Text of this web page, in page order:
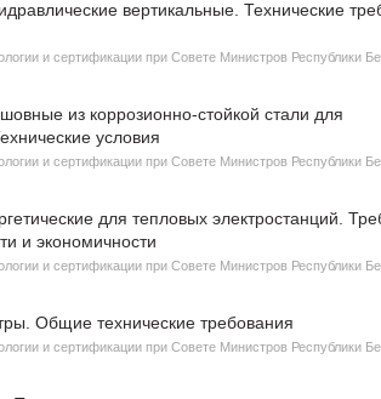
вертикальные. Технические
и сертификации при Совете Министров Республики
из коррозионно-стойкой стали для
условия
и сертификации при Совете Министров Республики
для тепловых электростанций.
и экономичности
и сертификации при Совете Министров Республики
Общие технические требования
и сертификации при Совете Министров Республики